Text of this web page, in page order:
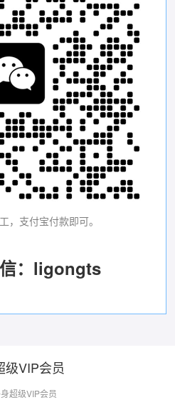
，支付宝付款即可。
：ligongts
级VIP会员
超级VIP会员